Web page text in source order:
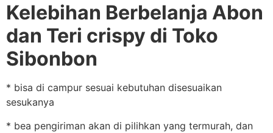
Kelebihan Berbelanja Abon
dan Teri crispy di Toko
Sibonbon
* bisa di campur sesuai kebutuhan disesuaikan
sesukanya
* bea pengiriman akan di pilihkan yang termurah, dan